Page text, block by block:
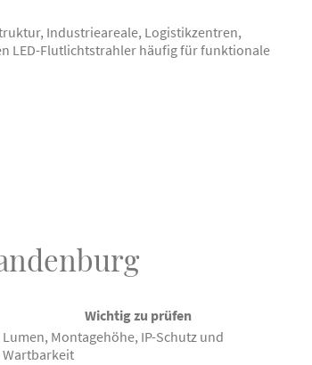
Industrieareale, Logistikzentren,
LED-Flutlichtstrahler häufig für funktionale
Wichtig zu prüfen
Lumen, Montagehöhe, IP-Schutz und
Wartbarkeit